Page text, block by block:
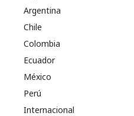
Argentina
Chile
Colombia
Ecuador
México
Perú
Internacional